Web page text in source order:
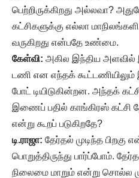
பெற்றிருக்கிறது அல்லவா?
கட்சிகளுக்கு எல்லா
வருகிறது என்பதே உண்மை.
கேள்வி: அகில இந்திய அளவில்
டணி என எந்தக்
போட் டியிடுகின்றன. அந்தக்
இணைப் பதில் காங்கிரஸ் கட்சி
என்று கூறப் படுகிறதே?
டி.ராஜா: தேர்தல் முடிந்த
பொறுத்திருந்து பார்ப்போம்.
நிலைமை மாறும் என்று சொல்ல